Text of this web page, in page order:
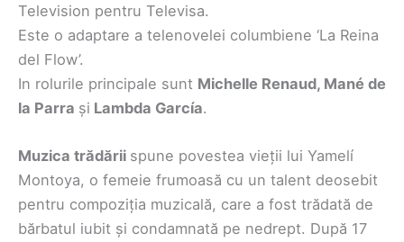
Television pentru Televisa.
Este o adaptare a telenovelei columbiene ‘La Reina
del Flow’.
In rolurile principale sunt Michelle Renaud, Mané de
la Parra și Lambda García.
Muzica trădării spune povestea vieții lui Yamelí
Montoya, o femeie frumoasă cu un talent deosebit
pentru compoziția muzicală, care a fost trădată de
bărbatul iubit și condamnată pe nedrept. După 17